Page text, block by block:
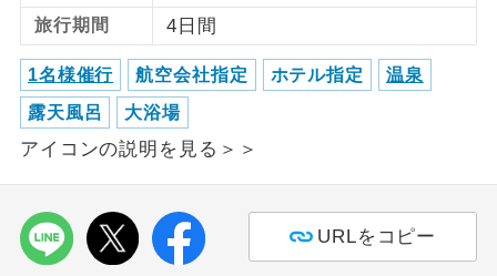
旅行期間 4日間
1名様催行 航空会社指定 ホテル指定 温泉
露天風呂 大浴場
アイコンの説明を見る＞＞
URLをコピー
女性限定
女性限定でご参加いただけるコースで
す。
年齢制限あり
です。
航空会社指定
ホテル指定
ご紹介するホテルを指定したコースで
す。